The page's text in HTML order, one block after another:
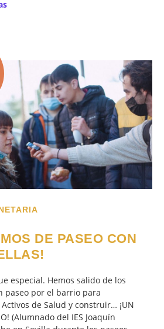
DE PASEO CON
especial. Hemos salido de los
paseo por el barrio para
de Salud y construir… ¡UN
(Alumnado del IES Joaquín